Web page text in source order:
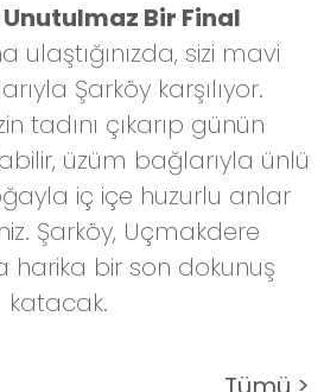
Bir Final
ulaştığınızda, sizi mavi
Şarköy karşılıyor.
tadını çıkarıp günün
üzüm bağlarıyla ünlü
iç içe huzurlu anlar
Şarköy, Uçmakdere
harika bir son dokunuş
katacak.